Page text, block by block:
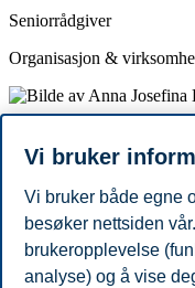
Seniorrådgiver
Organisasjon &
E-post
Personvern Cookies
fraBeredskapKontakt oss
Campus:
Vi bruker
Vi bruker både egne
besøker nettsiden
brukeropplevelse
analyse) og å vise